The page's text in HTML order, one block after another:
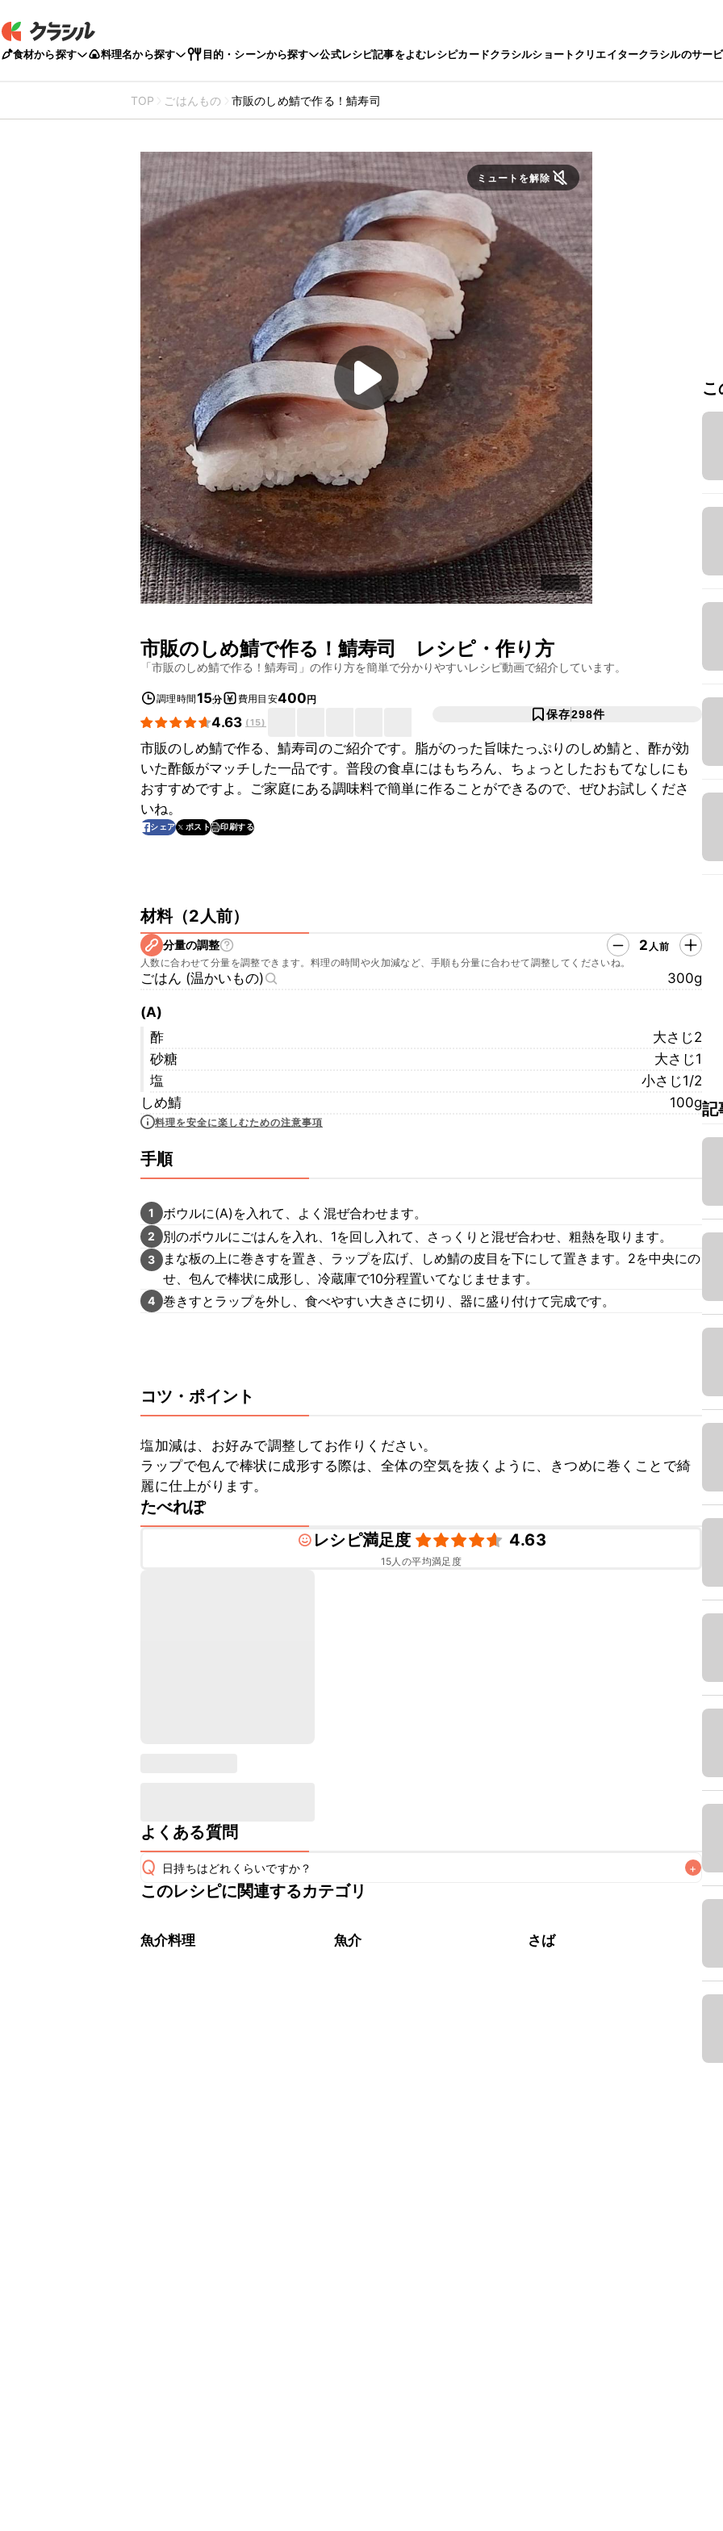
食材から探す 料理名から探す 目的・シーンから探す 公式レシピ記事をよむレシピカードクラシルショートクリエイタークラシルのサー
TOP ごはんもの 市販のしめ鯖で作る！鯖寿司
ミュートを解除
市販のしめ鯖で作る！鯖寿司 レシピ・作り方
「市販のしめ鯖で作る！鯖寿司 」の作り方を簡単で分かりやすいレシピ動画で紹介しています。
調理時間15分 費用目安400円
4.63 (15)
保存298件
市販のしめ鯖で作る、鯖寿司のご紹介です。脂がのった旨味たっぷりのしめ鯖と、酢が効
いた酢飯がマッチした一品です。普段の食卓にはもちろん、ちょっとしたおもてなしにも
おすすめですよ。ご家庭にある調味料で簡単に作ることができるので、ぜひお試しくださ
いね。
シェア ポスト 印刷する
材料（2人前）
分量の調整 2 人前
人数に合わせて分量を調整できます。料理の時間や火加減など、手順も分量に合わせて調整してくださいね。
ごはん (温かいもの) 300g
(A)
酢
大さじ2
砂糖
大さじ1
塩
小さじ1/2
しめ鯖
100g
料理を安全に楽しむための注意事項
手順
1 ボウルに(A)を入れて、よく混ぜ合わせます。
2 別のボウルにごはんを入れ、1を回し入れて、さっくりと混ぜ合わせ、粗熱を取ります。
3
まな板の上に巻きすを置き、ラップを広げ、しめ鯖の皮目を下にして置きます。2を中央にの
せ、包んで棒状に成形し、冷蔵庫で10分程置いてなじませます。
4 巻きすとラップを外し、食べやすい大きさに切り、器に盛り付けて完成です。
コツ・ポイント
塩加減は、お好みで調整してお作りください。
ラップで包んで棒状に成形する際は、全体の空気を抜くように、きつめに巻くことで綺
麗に仕上がります。
たべれぽ
レシピ満足度
4.63
15人の平均満足度
よくある質問
Q 日持ちはどれくらいですか？ +
保存期間は冷蔵で当日中が目安です。なるべくお早めにお召し上がりください。
※日持ちは目安です。
このレシピに関連するカテゴリ
魚介料理 魚介 さば
記